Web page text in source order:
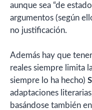
aunque sea “de
argumentos (según
no justificación.
Además hay que
reales siempre limita
siempre lo ha hecho)
adaptaciones
basándose también